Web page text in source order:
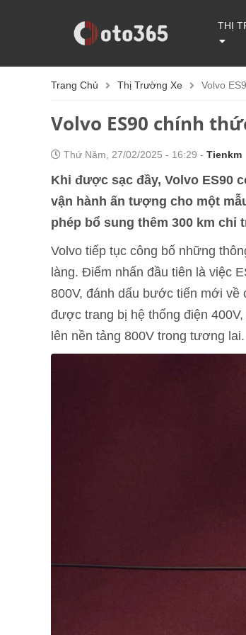
THỊ
Trang Chủ Thị Trường Xe Volvo
Volvo ES90 chính
Thứ Năm, 27/02/2025 - 16:29 - Tienkm
Khi được sạc đầy, Volvo ES90
vận hành ấn tượng cho một
phép bổ sung thêm 300 km chỉ
Volvo tiếp tục công bố những
làng. Điểm nhấn đầu tiên là việc
800V, đánh dấu bước tiến mới về
được trang bị hệ thống điện
lên nền tảng 800V trong tương lai.